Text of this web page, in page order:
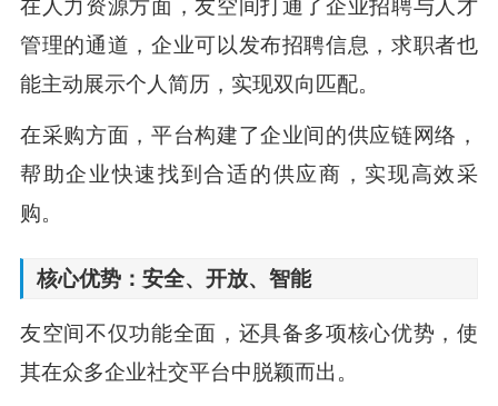
在人力资源方面，友空间打通了企业招聘与人才
管理的通道，企业可以发布招聘信息，求职者也
能主动展示个人简历，实现双向匹配。
在采购方面，平台构建了企业间的供应链网络，
帮助企业快速找到合适的供应商，实现高效采
购。
核心优势：安全、开放、智能
友空间不仅功能全面，还具备多项核心优势，使
其在众多企业社交平台中脱颖而出。